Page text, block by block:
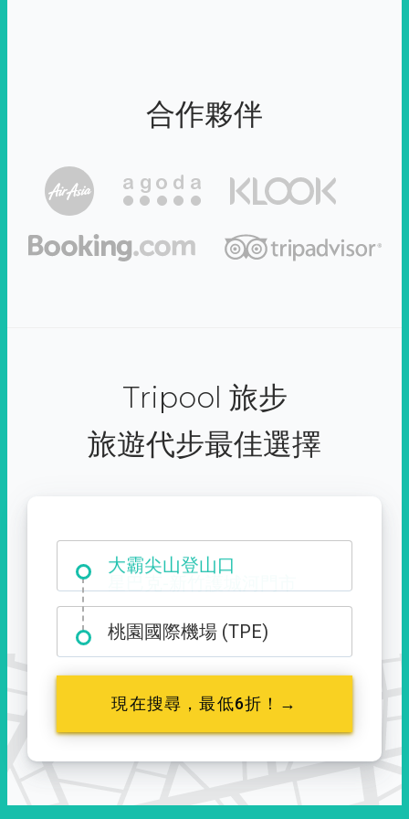
合作夥伴
Tripool 旅步
旅遊代步最佳選擇
大霸尖山登山口
桃園國際機場 (TPE)
現在搜尋，最低6折！→